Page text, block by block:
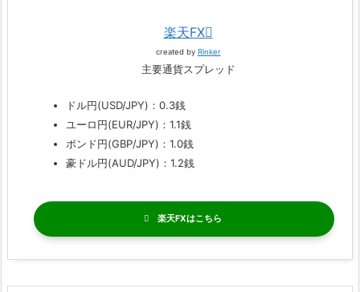
楽天FX
created by Rinker
主要通貨スプレッド
ドル円(USD/JPY)：0.3銭
ユーロ円(EUR/JPY)：1.1銭
ポンド円(GBP/JPY)：1.0銭
豪ドル円(AUD/JPY)：1.2銭
楽天FX